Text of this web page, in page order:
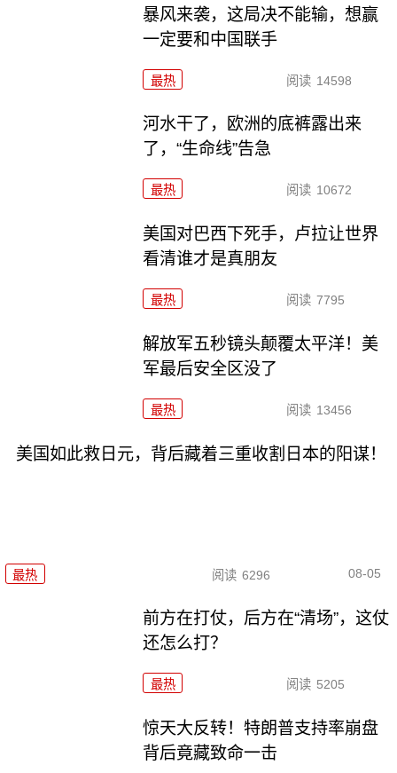
暴风来袭，这局决不能输，想赢
一定要和中国联手
最热 阅读 14598
河水干了，欧洲的底裤露出来
了，“生命线”告急
最热 阅读 10672
美国对巴西下死手，卢拉让世界
看清谁才是真朋友
最热 阅读 7795
解放军五秒镜头颠覆太平洋！美
军最后安全区没了
最热 阅读 13456
美国如此救日元，背后藏着三重收割日本的阳谋！
最热 阅读 6296 08-05
前方在打仗，后方在“清场”，这仗
还怎么打？
最热 阅读 5205
惊天大反转！特朗普支持率崩盘
背后竟藏致命一击